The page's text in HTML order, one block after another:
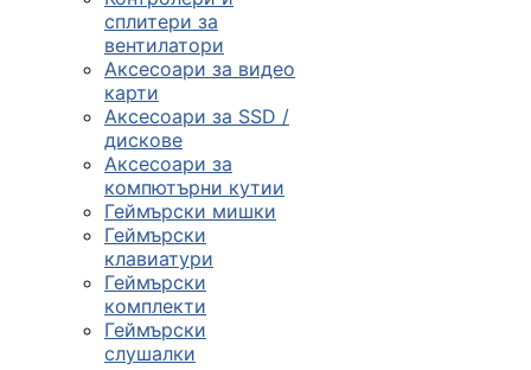
сплитери за
вентилатори
Аксесоари за видео
карти
Аксесоари за SSD /
дискове
Аксесоари за
компютърни кутии
Геймърски мишки
Геймърски
клавиатури
Геймърски
комплекти
Геймърски
слушалки